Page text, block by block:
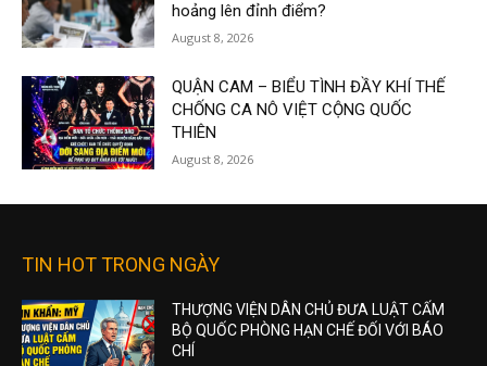
hoảng lên đỉnh điểm?
August 8, 2026
QUẬN CAM – BIỂU TÌNH ĐẦY KHÍ THẾ
CHỐNG CA NÔ VIỆT CỘNG QUỐC
THIÊN
August 8, 2026
TIN HOT TRONG NGÀY
THƯỢNG VIỆN DÂN CHỦ ĐƯA LUẬT CẤM
BỘ QUỐC PHÒNG HẠN CHẾ ĐỐI VỚI BÁO
CHÍ